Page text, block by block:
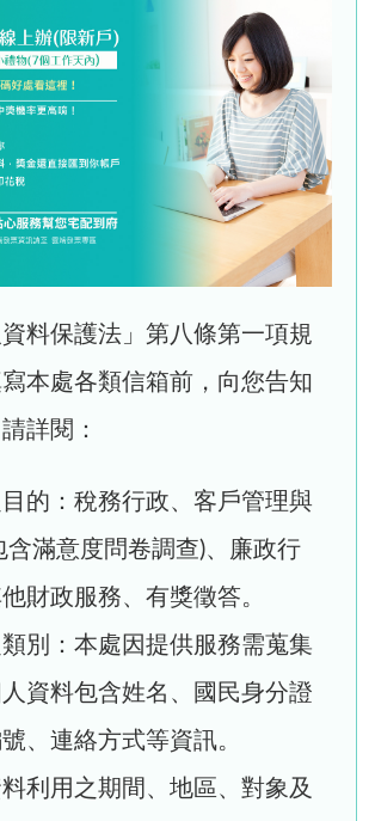
料保護法」第八條第一項規
本處各類信箱前，向您告知
詳閱：
的：稅務行政、客戶管理與
含滿意度問卷調查)、廉政行
財政服務、有獎徵答。
別：本處因提供服務需蒐集
資料包含姓名、國民身分證
、連絡方式等資訊。
利用之期間、地區、對象及